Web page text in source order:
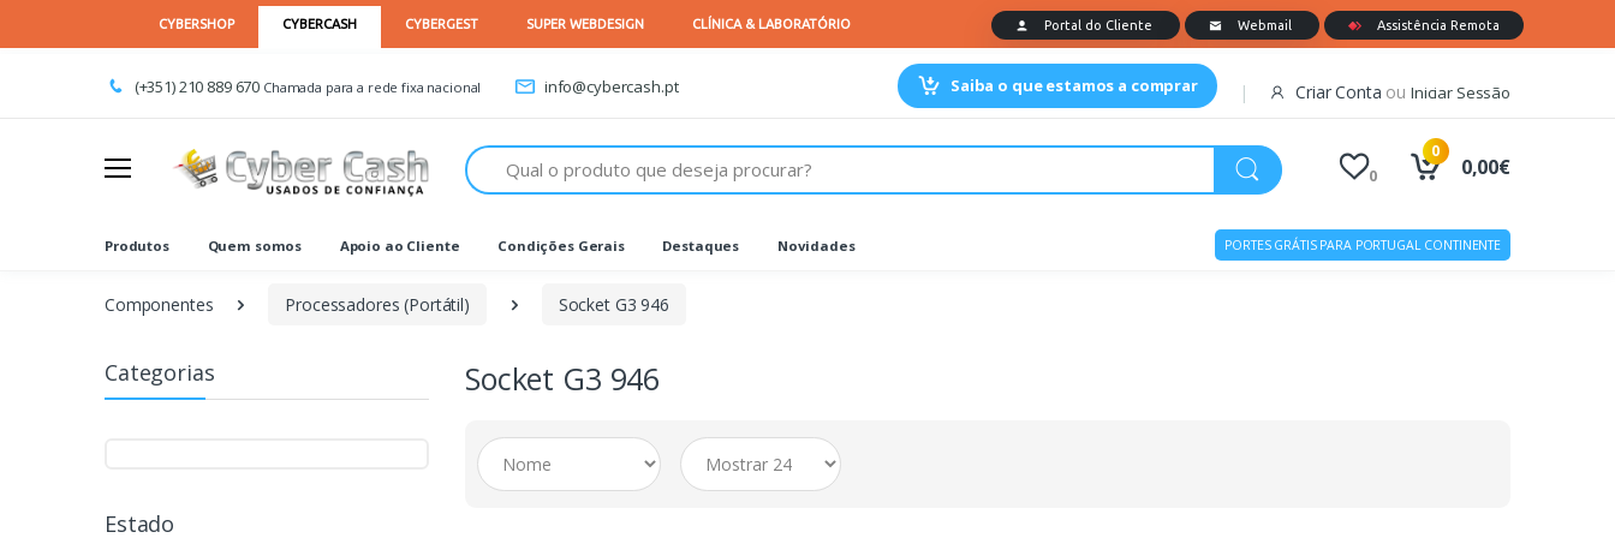
(+351) 210 889 670 Chamada para a rede fixa nacional info@cybercash.pt Saiba o que estamos a comprar Criar Conta ouIniciar Sessão
Procurar
0
0
0,00€
Produtos Quem somos Apoio ao Cliente Condições Gerais Destaques Novidades PORTES GRÁTIS PARA PORTUGAL CONTINENTE
Componentes Processadores (Portátil) Socket G3 946
Categorias
Estado
Socket G3 946